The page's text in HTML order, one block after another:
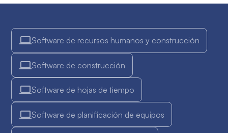
Software de recursos humanos y construcción
Software de construcción
Software de hojas de tiempo
Software de planificación de equipos